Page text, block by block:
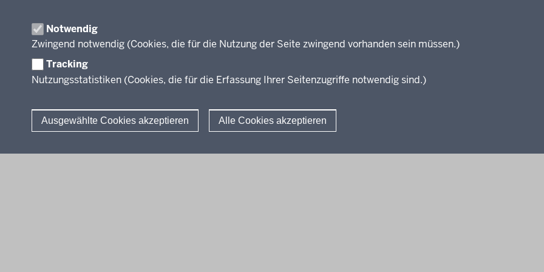
Notwendig
Zwingend notwendig (Cookies, die für die Nutzung der Seite zwingend vorhanden sein müssen.)
Tracking
Nutzungsstatistiken (Cookies, die für die Erfassung Ihrer Seitenzugriffe notwendig sind.)
Ausgewählte Cookies akzeptieren Alle Cookies akzeptieren
Weiterführende Links
Fachoberschule (Anlage C)
Bildungspläne Berufliches
Bildungspläne Fachschule (Anlage E)
© 2026 Berufsbildung